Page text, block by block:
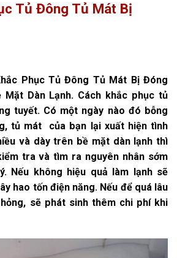
Tủ Đông Tủ Mát Bị
Phục Tủ Đông Tủ Mát Bị Đóng
Mặt Dàn Lạnh. Cách khắc phục tủ
tuyết. Có một ngày nào đó bỗng
tủ mát của bạn lại xuất hiện tình
và dày trên bề mặt dàn lạnh thì
tra và tìm ra nguyên nhân sớm
Nếu không hiệu quả làm lạnh sẽ
hao tốn điện năng. Nếu để quá lâu
sẽ phát sinh thêm chi phí khi